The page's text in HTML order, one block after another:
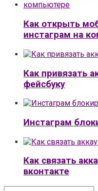
Как открыть
инстаграм на
Как привязать
фейсбуку
Инстаграм
Как связать
вконтакте